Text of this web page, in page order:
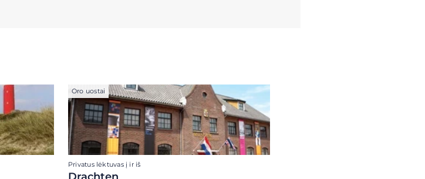
Oro uostai
Privatus lėktuvas į ir iš